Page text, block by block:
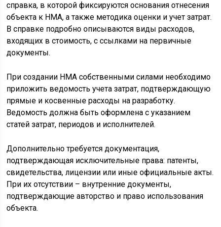
справка, в которой фиксируются основания отнесения
объекта к НМА, а также методика оценки и учет затрат.
В справке подробно описываются виды расходов,
входящих в стоимость, с ссылками на первичные
документы.
При создании НМА собственными силами необходимо
приложить ведомость учета затрат, подтверждающую
прямые и косвенные расходы на разработку.
Ведомость должна быть оформлена с указанием
статей затрат, периодов и исполнителей.
Дополнительно требуется документация,
подтверждающая исключительные права: патенты,
свидетельства, лицензии или иные официальные акты.
При их отсутствии – внутренние документы,
подтверждающие авторство и право использования
объекта.